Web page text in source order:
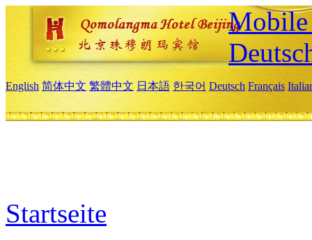
Mobile
English 简体中文 繁體中文 日本語 한국어 Deutsch Français
Startseite